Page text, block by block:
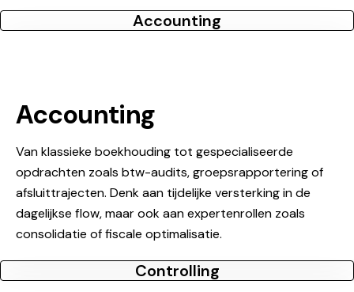
Accounting
Accounting
Van klassieke boekhouding tot gespecialiseerde
opdrachten zoals btw-audits, groepsrapportering of
afsluittrajecten. Denk aan tijdelijke versterking in de
dagelijkse flow, maar ook aan expertenrollen zoals
consolidatie of fiscale optimalisatie.
Controlling